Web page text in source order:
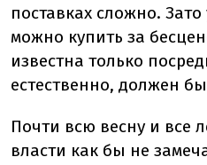
поставках сложно. Зато
можно купить за
известна только
естественно, должен
Почти всю весну и все
власти как бы не